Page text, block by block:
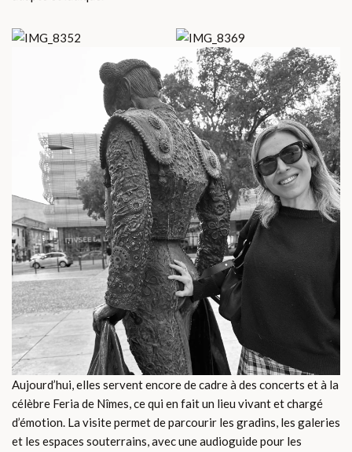
Aujourd’hui, elles servent encore de cadre à des concerts et à la
célèbre Feria de Nîmes, ce qui en fait un lieu vivant et chargé
d’émotion. La visite permet de parcourir les gradins, les galeries
et les espaces souterrains, avec une audioguide pour les